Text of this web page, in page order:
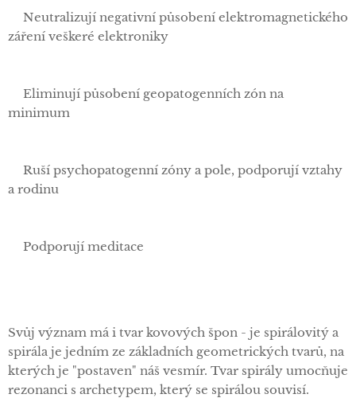
✅Neutralizují negativní působení elektromagnetického
záření veškeré elektroniky
✅Eliminují působení geopatogenních zón na
minimum
✅Ruší psychopatogenní zóny a pole, podporují vztahy
a rodinu
✅Podporují meditace
Svůj význam má i tvar kovových špon - je spirálovitý a
spirála je jedním ze základních geometrických tvarů, na
kterých je "postaven" náš vesmír. Tvar spirály umocňuje
rezonanci s archetypem, který se spirálou souvisí.